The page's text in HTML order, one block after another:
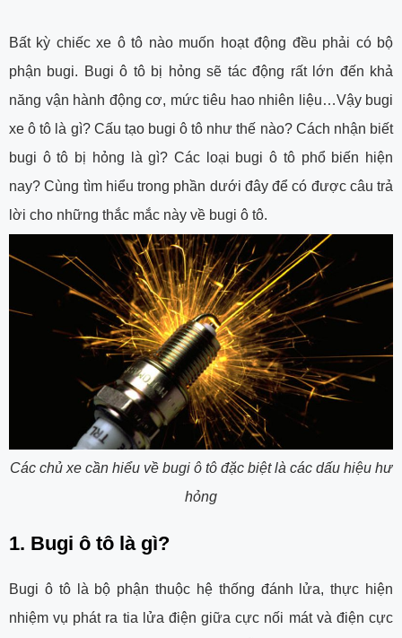
Bất kỳ chiếc xe ô tô nào muốn hoạt động đều phải có bộ
phận bugi. Bugi ô tô bị hỏng sẽ tác động rất lớn đến khả
năng vận hành động cơ, mức tiêu hao nhiên liệu…Vậy bugi
xe ô tô là gì? Cấu tạo bugi ô tô như thế nào? Cách nhận biết
bugi ô tô bị hỏng là gì? Các loại bugi ô tô phổ biến hiện
nay? Cùng tìm hiểu trong phần dưới đây để có được câu trả
lời cho những thắc mắc này về bugi ô tô.
Các chủ xe cần hiểu về bugi ô tô đặc biệt là các dấu hiệu hư
hỏng
1. Bugi ô tô là gì?
Bugi ô tô là bộ phận thuộc hệ thống đánh lửa, thực hiện
nhiệm vụ phát ra tia lửa điện giữa cực nối mát và điện cực